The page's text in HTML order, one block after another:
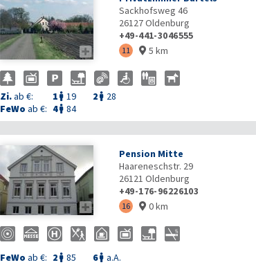

Sackhofsweg 46
26127Oldenburg
+49-441-3046555
11  5 km
Zi.ab €: 1  19 2  28
FeWo ab €: 4 84

Pension Mitte
Haareneschstr. 29
26121 Oldenburg
+49-176-96226103
16  0 km
FeWo ab €: 2  85 6 a.A.